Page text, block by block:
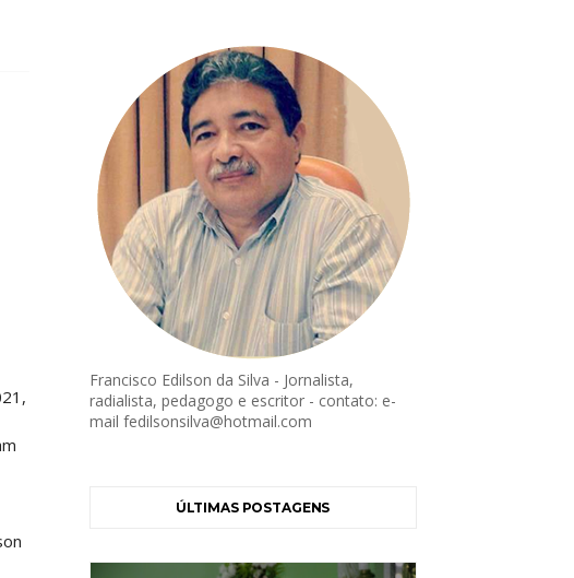
Francisco Edilson da Silva - Jornalista,
radialista, pedagogo e escritor - contato: e-
mail fedilsonsilva@hotmail.com
ÚLTIMAS POSTAGENS